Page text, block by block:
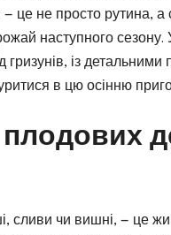
це не просто рутина, а
наступного
гризунів, із
в цю осінню
плодових
сливи чи вишні, — це